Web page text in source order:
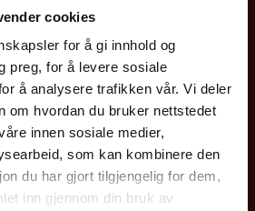
cookies
for å gi innhold og
preg, for å levere sosiale
å analysere trafikken vår. Vi deler
om hvordan du bruker nettstedet
innen sosiale medier,
som kan kombinere den
du har gjort tilgjengelig for dem,
inn gjennom din bruk av
kritiske funksjoner. Vi er et
systemintegrator som alltid
løsningen for deg som kunde.